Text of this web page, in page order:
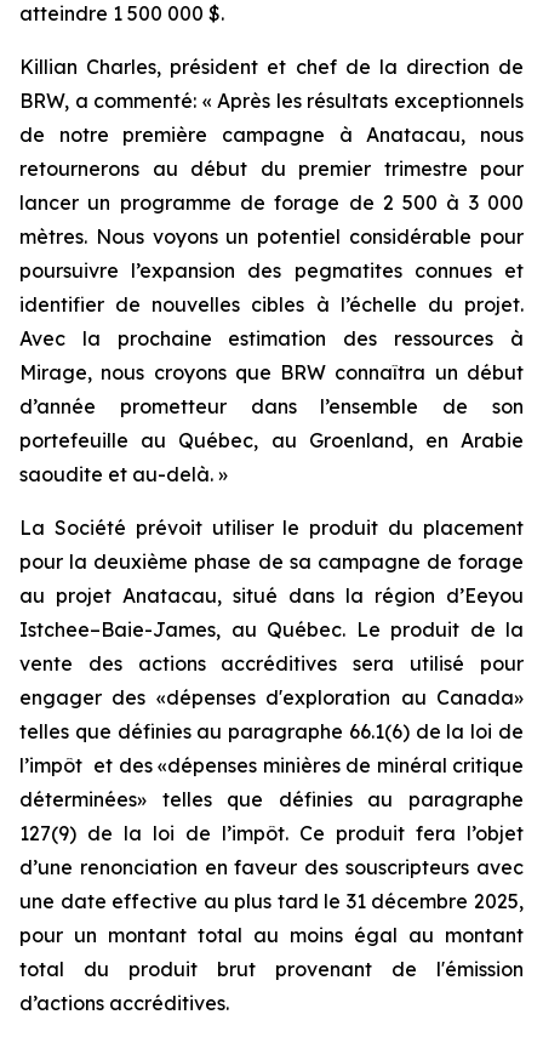
atteindre 1 500 000 $.
Killian Charles, président et chef de la direction de
BRW, a commenté: « Après les résultats exceptionnels
de notre première campagne à Anatacau, nous
retournerons au début du premier trimestre pour
lancer un programme de forage de 2 500 à 3 000
mètres. Nous voyons un potentiel considérable pour
poursuivre l’expansion des pegmatites connues et
identifier de nouvelles cibles à l’échelle du projet.
Avec la prochaine estimation des ressources à
Mirage, nous croyons que BRW connaîtra un début
d’année prometteur dans l’ensemble de son
portefeuille au Québec, au Groenland, en Arabie
saoudite et au-delà. »
La Société prévoit utiliser le produit du placement
pour la deuxième phase de sa campagne de forage
au projet Anatacau, situé dans la région d’Eeyou
Istchee–Baie-James, au Québec. Le produit de la
vente des actions accréditives sera utilisé pour
engager des «dépenses d'exploration au Canada»
telles que définies au paragraphe 66.1(6) de la loi de
l’impôt et des «dépenses minières de minéral critique
déterminées» telles que définies au paragraphe
127(9) de la loi de l’impôt. Ce produit fera l’objet
d’une renonciation en faveur des souscripteurs avec
une date effective au plus tard le 31 décembre 2025,
pour un montant total au moins égal au montant
total du produit brut provenant de l'émission
d’actions accréditives.